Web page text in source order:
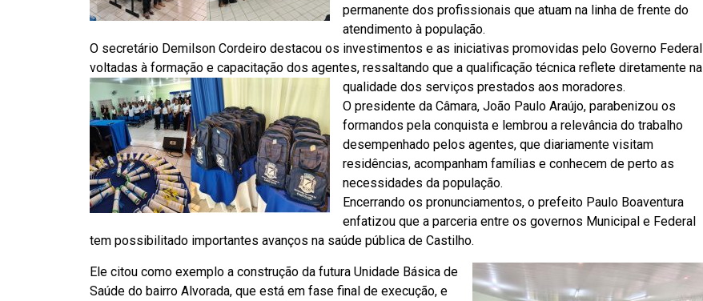
permanente dos profissionais que atuam na linha de frente do
atendimento à população.
O secretário Demilson Cordeiro destacou os investimentos e as iniciativas promovidas pelo Governo Federal
voltadas à formação e capacitação dos agentes, ressaltando que a qualificação técnica reflete diretamente na
qualidade dos serviços prestados aos moradores.
O presidente da Câmara, João Paulo Araújo, parabenizou os
formandos pela conquista e lembrou a relevância do trabalho
desempenhado pelos agentes, que diariamente visitam
residências, acompanham famílias e conhecem de perto as
necessidades da população.
Encerrando os pronunciamentos, o prefeito Paulo Boaventura
enfatizou que a parceria entre os governos Municipal e Federal
tem possibilitado importantes avanços na saúde pública de Castilho.
Ele citou como exemplo a construção da futura Unidade Básica de
Saúde do bairro Alvorada, que está em fase final de execução, e